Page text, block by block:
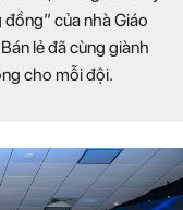
của nhà Giáo
lẻ đã cùng giành
cho mỗi đội.